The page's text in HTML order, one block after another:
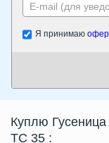
Я принимаю
Куплю Гусеница
TC 35 :